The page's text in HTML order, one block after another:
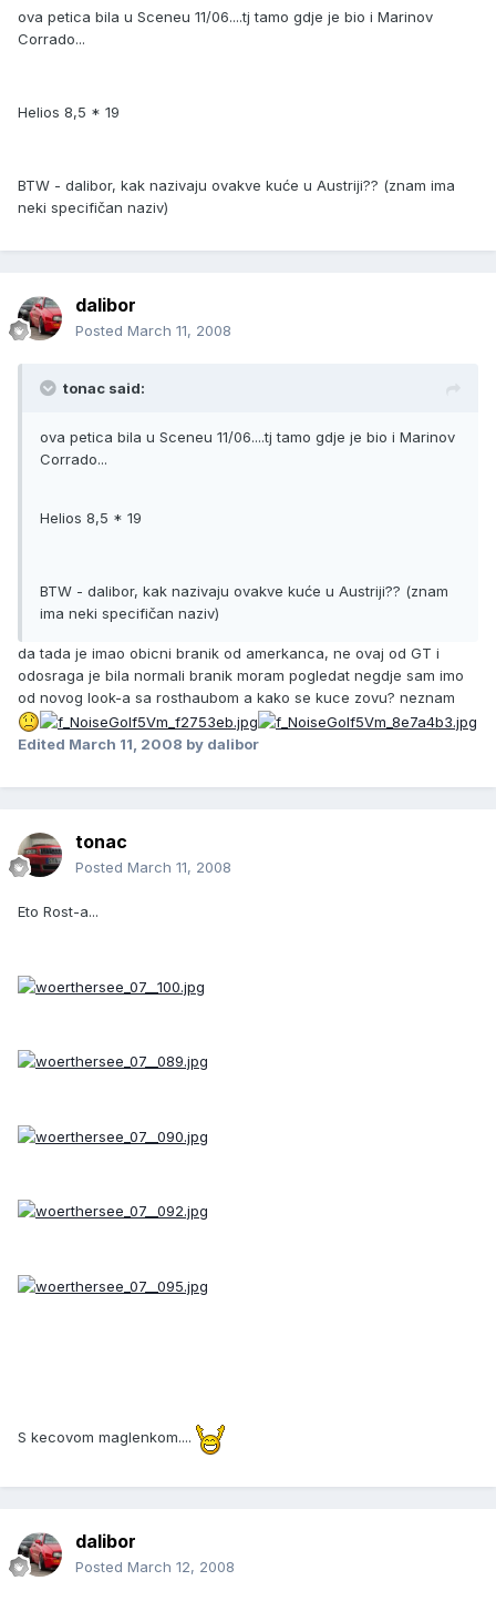
ova petica bila u Sceneu 11/06....tj tamo gdje je bio i Marinov
Corrado...
Helios 8,5 * 19
BTW - dalibor, kak nazivaju ovakve kuće u Austriji?? (znam ima
neki specifičan naziv)
dalibor
Posted March 11, 2008
tonac said:
ova petica bila u Sceneu 11/06....tj tamo gdje je bio i Marinov
Corrado...
Helios 8,5 * 19
BTW - dalibor, kak nazivaju ovakve kuće u Austriji?? (znam
ima neki specifičan naziv)
da tada je imao obicni branik od amerkanca, ne ovaj od GT i
odosraga je bila normali branik moram pogledat negdje sam imo
od novog look-a sa rosthaubom a kako se kuce zovu? neznam
Edited March 11, 2008 by dalibor
tonac
Posted March 11, 2008
Eto Rost-a...
S kecovom maglenkom....
dalibor
Posted March 12, 2008